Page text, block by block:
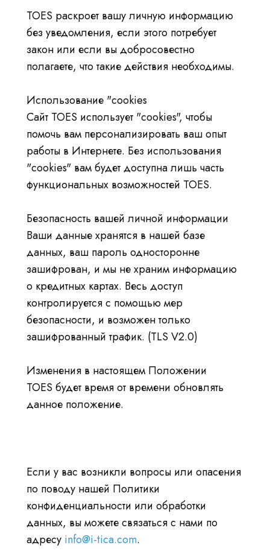
TOES раскроет вашу личную информацию
без уведомления, если этого потребует
закон или если вы добросовестно
полагаете, что такие действия необходимы.
Использование "cookies
Сайт TOES использует "cookies", чтобы
помочь вам персонализировать ваш опыт
работы в Интернете. Без использования
"cookies" вам будет доступна лишь часть
функциональных возможностей TOES.
Безопасность вашей личной информации
Ваши данные хранятся в нашей базе
данных, ваш пароль односторонне
зашифрован, и мы не храним информацию
о кредитных картах. Весь доступ
контролируется с помощью мер
безопасности, и возможен только
зашифрованный трафик. (TLS V2.0)
Изменения в настоящем Положении
TOES будет время от времени обновлять
данное положение.
Если у вас возникли вопросы или опасения
по поводу нашей Политики
конфиденциальности или обработки
данных, вы можете связаться с нами по
адресу info@i-tica.com.